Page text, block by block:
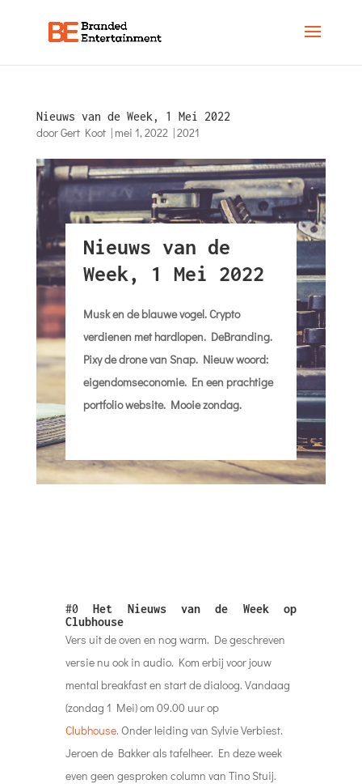
Nieuws van de Week, 1 Mei 2022
doorGert Koot| mei 1, 2022|2021
Nieuws van de
Week, 1 Mei 2022
Musk en de blauwe vogel. Crypto
verdienen met hardlopen. DeBranding.
Pixy de drone van Snap. Nieuw woord:
eigendomseconomie. En een prachtige
portfolio website. Mooie zondag.
#0Het Nieuws van de Week op
Clubhouse
Vers uit de oven en nog warm. De geschreven
versie nu ook in audio. Kom erbij voor jouw
mental breakfast en start de dialoog. Vandaag
(zondag 1 Mei) om 09.00 uur op
Clubhouse. Onder leiding van Sylvie Verbiest.
Jeroen de Bakker als tafelheer. En deze week
even geen gesproken column van Tino Stuij.